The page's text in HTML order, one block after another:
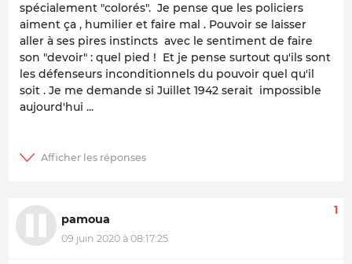
spécialement "colorés". Je pense que les policiers
aiment ça , humilier et faire mal . Pouvoir se laisser
aller à ses pires instincts avec le sentiment de faire
son "devoir" : quel pied ! Et je pense surtout qu'ils sont
les défenseurs inconditionnels du pouvoir quel qu'il
soit . Je me demande si Juillet 1942 serait impossible
aujourd'hui ...
pamoua
09 juin 2020 à 08:17:25
1